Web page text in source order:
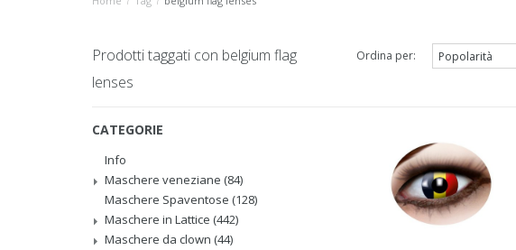
Prodotti taggati con belgium flag
lenses
Ordina per:
CATEGORIE
Info
Maschere veneziane (84)
Maschere Spaventose (128)
Maschere in Lattice (442)
Maschere da clown (44)